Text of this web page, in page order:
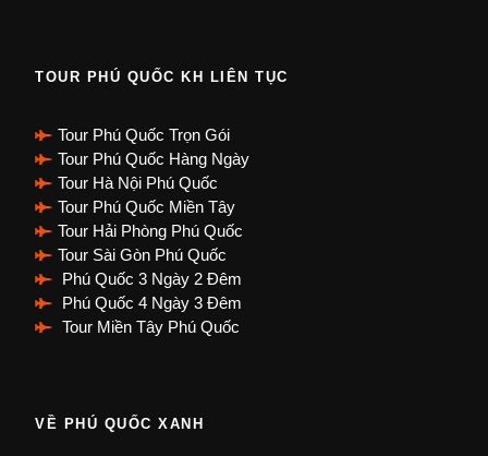
TOUR PHÚ QUỐC KH LIÊN TỤC
Tour Phú Quốc Trọn Gói
Tour Phú Quốc Hàng Ngày
Tour Hà Nội Phú Quốc
Tour Phú Quốc Miền Tây
Tour Hải Phòng Phú Quốc
Tour Sài Gòn Phú Quốc
Phú Quốc 3 Ngày 2 Đêm
Phú Quốc 4 Ngày 3 Đêm
Tour Miền Tây Phú Quốc
VỀ PHÚ QUỐC XANH